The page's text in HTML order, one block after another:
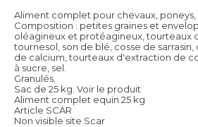
Aliment complet pour chevaux, poneys,
Composition : petites graines et
oléagineux et protéagineux, tourteaux
tournesol, son de blé, cosse de sarrasin,
de calcium, tourteaux d'extraction de
à sucre, sel.
Granulés.
Sac de 25 kg. Voir le produit
Aliment complet equin 25 kg
Article SCAR
Non visible site Scar